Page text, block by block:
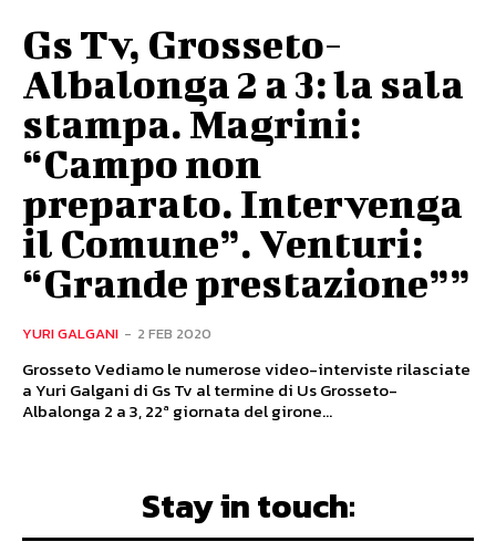
Gs Tv, Grosseto-
Albalonga 2 a 3: la sala
stampa. Magrini:
“Campo non
preparato. Intervenga
il Comune”. Venturi:
“Grande prestazione””
YURI GALGANI - 2 FEB 2020
Grosseto Vediamo le numerose video-interviste rilasciate
a Yuri Galgani di Gs Tv al termine di Us Grosseto-
Albalonga 2 a 3, 22ª giornata del girone...
Stay in touch: